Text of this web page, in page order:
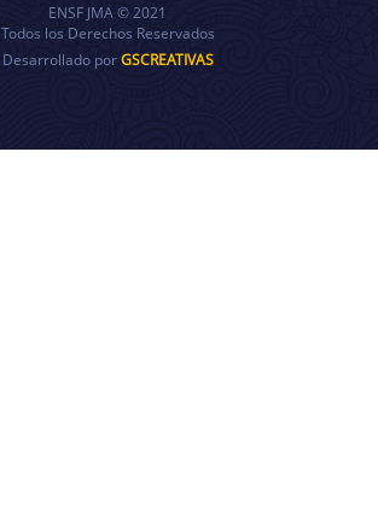
ENSF JMA © 2021
Todos los Derechos Reservados
Desarrollado porGSCREATIVAS